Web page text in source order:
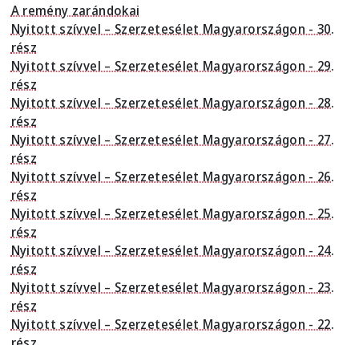
A remény zarándokai
Nyitott szívvel – Szerzetesélet Magyarországon - 30.
rész
Nyitott szívvel – Szerzetesélet Magyarországon - 29.
rész
Nyitott szívvel – Szerzetesélet Magyarországon - 28.
rész
Nyitott szívvel – Szerzetesélet Magyarországon - 27.
rész
Nyitott szívvel – Szerzetesélet Magyarországon - 26.
rész
Nyitott szívvel – Szerzetesélet Magyarországon - 25.
rész
Nyitott szívvel – Szerzetesélet Magyarországon - 24.
rész
Nyitott szívvel – Szerzetesélet Magyarországon - 23.
rész
Nyitott szívvel – Szerzetesélet Magyarországon - 22.